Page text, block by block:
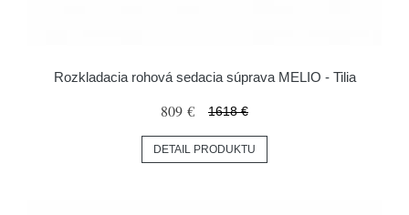
Rozkladacia rohová sedacia súprava MELIO - Tilia
809 € 1618 €
DETAIL PRODUKTU